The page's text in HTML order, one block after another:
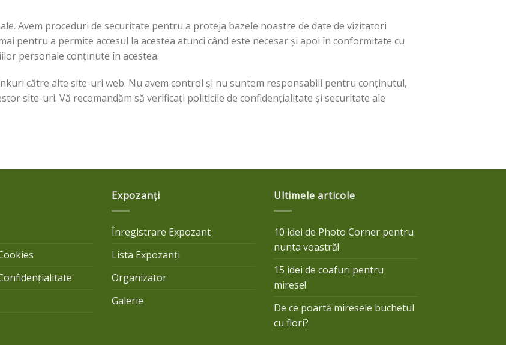
Avem proceduri de securitate pentru a proteja bazele noastre de date de vizitatori
pentru a permite accesul la acestea atunci când este necesar și apoi în conformitate cu
personale conținute în acestea.
către alte site-uri web. Nu avem control și nu suntem responsabili pentru conținutul,
site-uri. Vă recomandăm să verificați politicile de confidențialitate și securitate ale
Expozanți
Înregistrare Expozant
Lista Expozanți
Organizator
Galerie
Ultimele articole
10 idei de Photo Corner pentru
nunta voastră!
15 idei de coafuri pentru
mirese!
De ce poartă miresele buchetul
cu flori?